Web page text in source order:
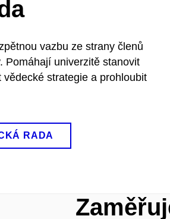
vazbu ze strany členů
Pomáhají univerzitě stanovit
strategie a prohloubit
RADA